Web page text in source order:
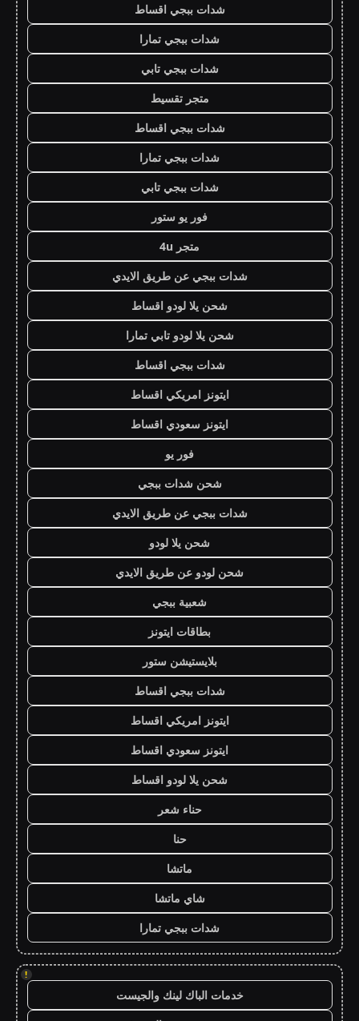
شدات ببجي اقساط
شدات ببجي تمارا
شدات ببجي تابي
متجر تقسيط
شدات ببجي اقساط
شدات ببجي تمارا
شدات ببجي تابي
فور يو ستور
متجر 4u
شدات ببجي عن طريق الايدي
شحن يلا لودو اقساط
شحن يلا لودو تابي تمارا
شدات ببجي اقساط
ايتونز امريكي اقساط
ايتونز سعودي اقساط
فور يو
شحن شدات ببجي
شدات ببجي عن طريق الايدي
شحن يلا لودو
شحن لودو عن طريق الايدي
شعبية ببجي
بطاقات ايتونز
بلايستيشن ستور
شدات ببجي اقساط
ايتونز امريكي اقساط
ايتونز سعودي اقساط
شحن يلا لودو اقساط
حناء شعر
حنا
ماتشا
شاي ماتشا
شدات ببجي تمارا
!
خدمات الباك لينك والجيست